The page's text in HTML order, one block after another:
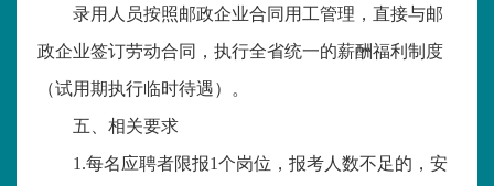
录用人员按照邮政企业合同用工管理，直接与邮
政企业签订劳动合同，执行全省统一的薪酬福利制度
（试用期执行临时待遇）。
五、相关要求
1.每名应聘者限报1个岗位，报考人数不足的，安